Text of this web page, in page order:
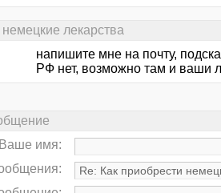
лекарства
напишите мне на почту,
РФ нет, возможно там и ваши
Ваше имя: